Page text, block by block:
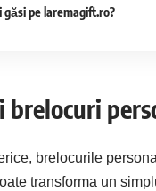
găsi pe laremagift.ro?
brelocuri
brelocurile
transforma un